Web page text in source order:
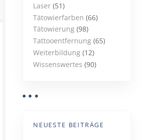
Laser (51)
Tätowierfarben (66)
Tätowierung (98)
Tattooentfernung (65)
Weiterbildung (12)
Wissenswertes (90)
NEUESTE BEITRÄGE